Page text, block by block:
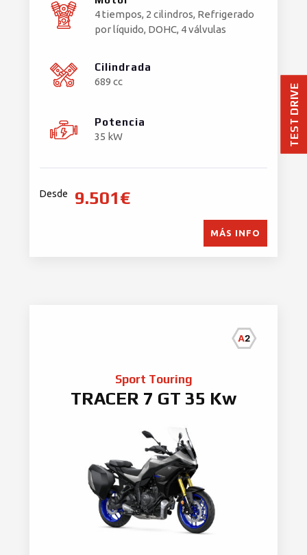
4 tiempos, 2 cilindros, Refrigerado
por líquido, DOHC, 4 válvulas
Cilindrada
689 cc
Potencia
35 kW
Desde 9.501€
MÁS INFO
Sport Touring
TRACER 7 GT 35 Kw
TEST DRIVE